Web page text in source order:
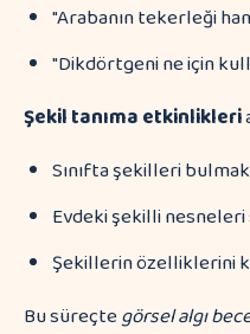
"Arabanın tekerleği
"Dikdörtgeni ne için
Şekil tanıma etkinlikleri
Sınıfta şekilleri bulmak
Evdeki şekilli nesneleri
Şekillerin özelliklerini
Bu süreçtegörsel algı